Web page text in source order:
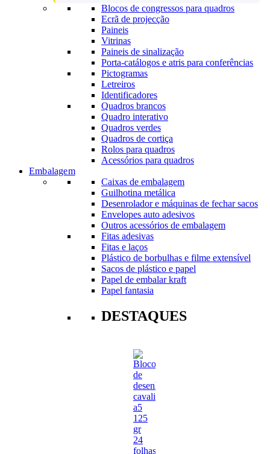
Blocos de congressos para quadros
Ecrã de projecção
Paineis
Vitrinas
Paineis de sinalização
Porta-catálogos e atris para conferências
Pictogramas
Letreiros
Identificadores
Quadros brancos
Quadro interativo
Quadros verdes
Quadros de cortiça
Rolos para quadros
Acessórios para quadros
Embalagem
Caixas de embalagem
Guilhotina metálica
Desenrolador e máquinas de fechar sacos
Envelopes auto adesivos
Outros acessórios de embalagem
Fitas adesivas
Fitas e laços
Plástico de borbulhas e filme extensível
Sacos de plástico e papel
Papel de embalar kraft
Papel fantasia
DESTAQUES